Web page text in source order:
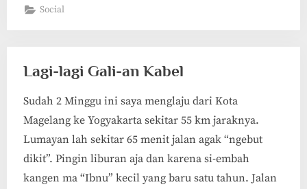
Social
Lagi-lagi Gali-an Kabel
Sudah 2 Minggu ini saya menglaju dari Kota
Magelang ke Yogyakarta sekitar 55 km jaraknya.
Lumayan lah sekitar 65 menit jalan agak “ngebut
dikit”. Pingin liburan aja dan karena si-embah
kangen ma “Ibnu” kecil yang baru satu tahun. Jalan